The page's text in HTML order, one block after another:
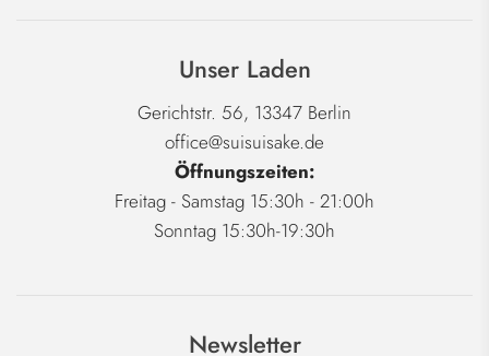
Unser Laden
Gerichtstr. 56, 13347 Berlin
office@suisuisake.de
Öffnungszeiten:
Freitag - Samstag 15:30h - 21:00h
Sonntag 15:30h-19:30h
Newsletter